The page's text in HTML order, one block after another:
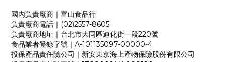
國內負責廠商｜富山食品行
負責廠商電話｜(02)2557-8605
負責廠商地址｜台北市大同區迪化街一段220號
食品業者登錄字號｜A-101135097-00000-4
投保產品責任險公司｜新安東京海上產物保險股份有限公司